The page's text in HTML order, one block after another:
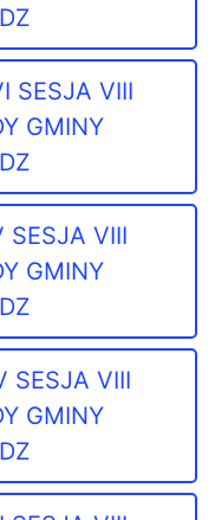
SESJA VIII
GMINY
VIII
GMINY
SESJA VIII
GMINY